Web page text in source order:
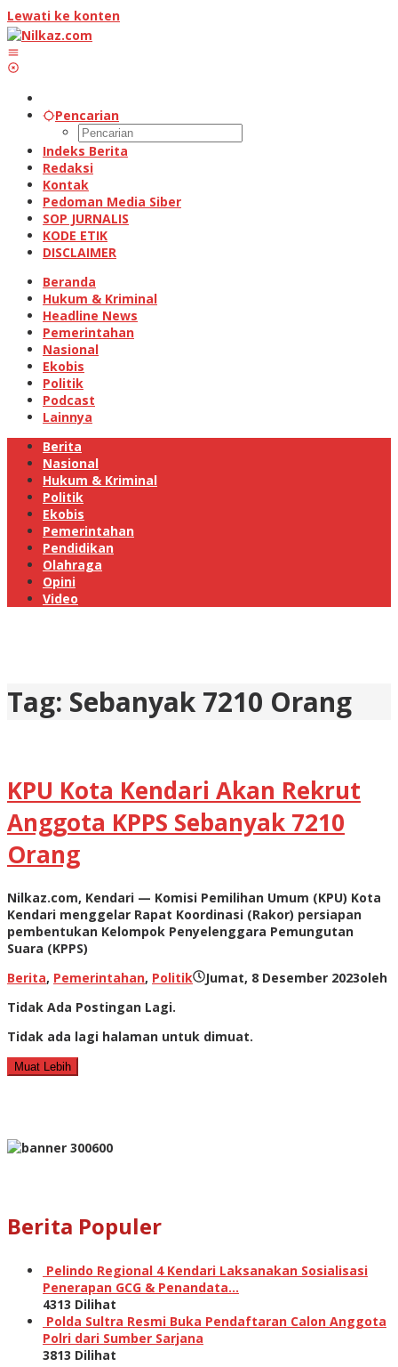
Lewati ke konten
Pencarian
Indeks Berita
Redaksi
Kontak
Pedoman Media Siber
SOP JURNALIS
KODE ETIK
DISCLAIMER
Beranda
Hukum & Kriminal
Headline News
Pemerintahan
Nasional
Ekobis
Politik
Podcast
Lainnya
Berita
Nasional
Hukum & Kriminal
Politik
Ekobis
Pemerintahan
Pendidikan
Olahraga
Opini
Video
Tag: Sebanyak 7210 Orang
KPU Kota Kendari Akan Rekrut
Anggota KPPS Sebanyak 7210
Orang
Nilkaz.com, Kendari — Komisi Pemilihan Umum (KPU) Kota
Kendari menggelar Rapat Koordinasi (Rakor) persiapan
pembentukan Kelompok Penyelenggara Pemungutan
Suara (KPPS)
Berita, Pemerintahan, Politik Jumat, 8 Desember 2023oleh
Tidak Ada Postingan Lagi.
Tidak ada lagi halaman untuk dimuat.
Muat Lebih
Berita Populer
Pelindo Regional 4 Kendari Laksanakan Sosialisasi
Penerapan GCG & Penandata…
4313 Dilihat
Polda Sultra Resmi Buka Pendaftaran Calon Anggota
Polri dari Sumber Sarjana
3813 Dilihat